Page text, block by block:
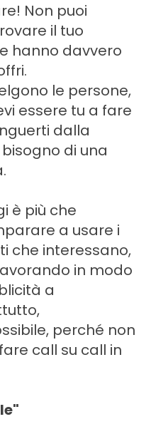
Non puoi
il tuo
hanno davvero
le persone,
essere tu a fare
dalla
di una
è più che
a usare i
che interessano,
in modo
a
perché non
call su call in